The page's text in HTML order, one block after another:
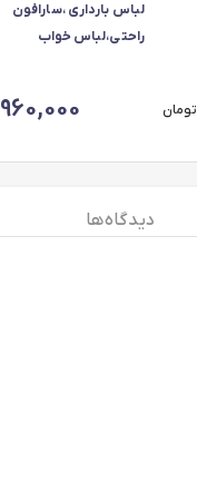
تومان
لباس بارداری ،سارافون
راحتی،لباس خواب
960,000
دیدگاه ها